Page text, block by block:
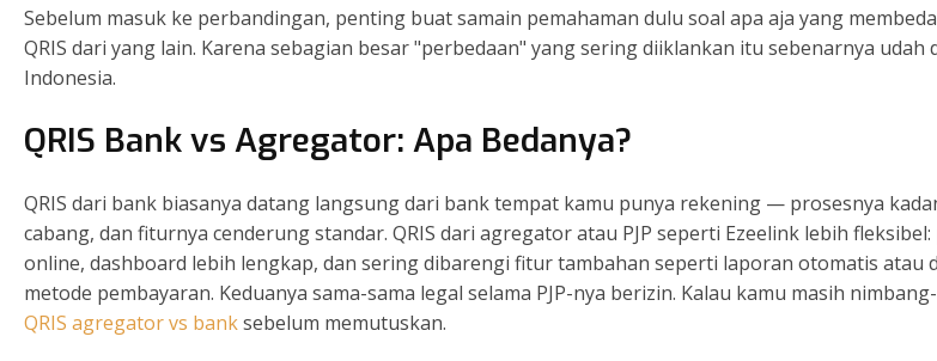
Sebelum masuk ke perbandingan, penting buat samain pemahaman dulu soal apa aja yang
QRIS dari yang lain. Karena sebagian besar "perbedaan" yang sering diiklankan itu sebenarnya udah
Indonesia.
QRIS Bank vs Agregator: Apa Bedanya?
QRIS dari bank biasanya datang langsung dari bank tempat kamu punya rekening — prosesnya
cabang, dan fiturnya cenderung standar. QRIS dari agregator atau PJP seperti Ezeelink lebih
online, dashboard lebih lengkap, dan sering dibarengi fitur tambahan seperti laporan otomatis atau
metode pembayaran. Keduanya sama-sama legal selama PJP-nya berizin. Kalau kamu masih
QRIS agregator vs banksebelum memutuskan.